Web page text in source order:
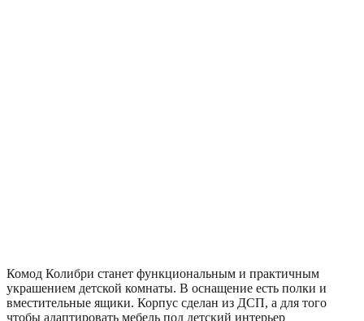
Комод Колибри станет функциональным и практичным
украшением детской комнаты. В оснащение есть полки и
вместительные ящики. Корпус сделан из ДСП, а для того
чтобы адаптировать мебель под детский интерьер